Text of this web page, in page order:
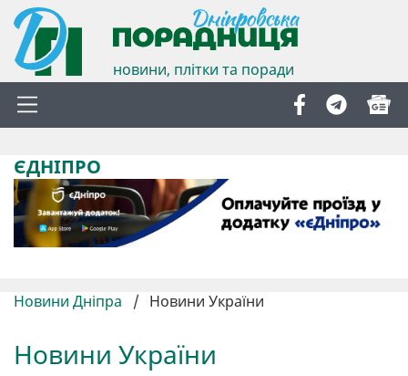
новини, плітки та поради
ЄДНІПРО
Новини Дніпра / Новини України
Новини України